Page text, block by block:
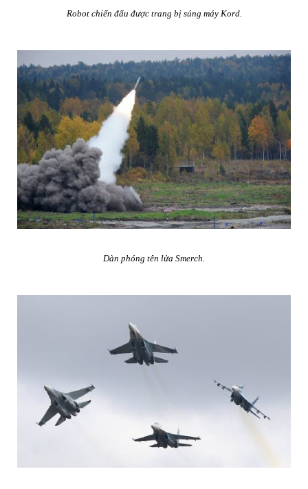
Robot chiến đấu được trang bị súng máy Kord.
Dàn phóng tên lửa Smerch.